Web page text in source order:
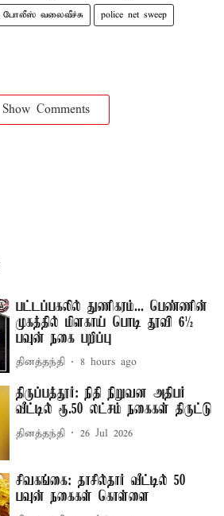
போலீஸ் வலைவீச்சு police net sweep
Show Comments
பட்டப்பகலில் துணிகரம்... பெண்ணின்
முகத்தில் மிளகாய் பொடி தூவி 6½
பவுன் நகை பறிப்பு
தினத்தந்தி 8 hours ago
திருப்பத்தூர்: நிதி நிறுவன அதிபர்
வீட்டில் ரூ.50 லட்சம் நகைகள் திருட்டு
தினத்தந்தி 26 Jul 2026
சிவகங்கை: தாசில்தார் வீட்டில் 50
பவுன் நகைகள் கொள்ளை